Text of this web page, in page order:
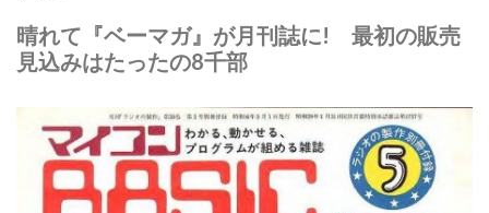
晴れて『ベーマガ』が月刊誌に! 最初の販売
見込みはたったの8千部